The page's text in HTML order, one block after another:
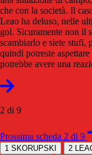
che con la società. Il
Leao ha deluso, nelle
gol. Sicuramente non il
scambiarlo e siete stufi,
quindi potreste
potrebbe avere una
2 di 9
Prossima scheda 2 di 9
1 SKORUPSKI 2